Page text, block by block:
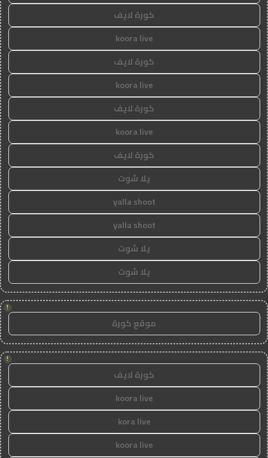
كورة لايف
koora live
كورة لايف
koora live
كورة لايف
koora live
كورة لايف
يلا شوت
yalla shoot
yalla shoot
يلا شوت
يلا شوت
!
موقع كورة
!
كورة لايف
koora live
kora live
koora live